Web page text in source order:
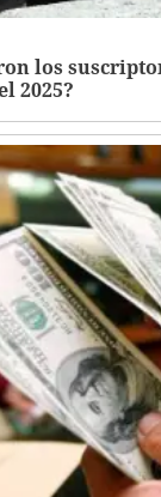
los
2025?